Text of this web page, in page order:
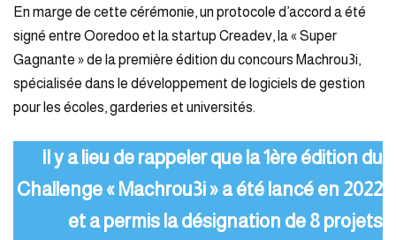
En marge de cette cérémonie, un protocole d’accord a été
signé entre Ooredoo et la startup Creadev, la « Super
Gagnante » de la première édition du concours Machrou3i,
spécialisée dans le développement de logiciels de gestion
pour les écoles, garderies et universités.
Il y a lieu de rappeler que la 1ère édition du
Challenge « Machrou3i » a été lancé en 2022
et a permis la désignation de 8 projets